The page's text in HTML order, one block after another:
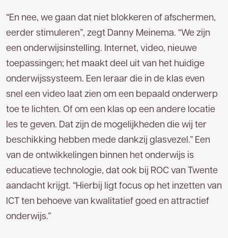
“En nee, we gaan dat niet blokkeren of afschermen,
eerder stimuleren”, zegt Danny Meinema. “We zijn
een onderwijsinstelling. Internet, video, nieuwe
toepassingen; het maakt deel uit van het huidige
onderwijssysteem. Een leraar die in de klas even
snel een video laat zien om een bepaald onderwerp
toe te lichten. Of om een klas op een andere locatie
les te geven. Dat zijn de mogelijkheden die wij ter
beschikking hebben mede dankzij glasvezel.” Een
van de ontwikkelingen binnen het onderwijs is
educatieve technologie, dat ook bij ROC van Twente
aandacht krijgt. “Hierbij ligt focus op het inzetten van
ICT ten behoeve van kwalitatief goed en attractief
onderwijs.”
Goednieuws!
U bent een stap dichter bij het
meest
betrouwbare glasvezelnetwerk van
Op uw locatie(s) is zakelijk glasvezel
van TReNT beschikbaar. Vul hieronder uw